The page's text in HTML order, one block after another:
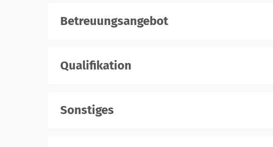
Betreuungsangebot
Qualifikation
Sonstiges